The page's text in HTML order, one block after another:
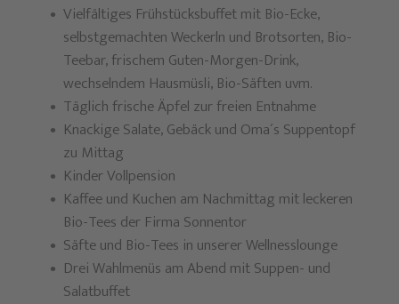
Vielfältiges Frühstücksbuffet mit Bio-Ecke,
selbstgemachten Weckerln und Brotsorten, Bio-
Teebar, frischem Guten-Morgen-Drink,
wechselndem Hausmüsli, Bio-Säften uvm.
Täglich frische Äpfel zur freien Entnahme
Knackige Salate, Gebäck und Oma´s Suppentopf
zu Mittag
Kinder Vollpension
Kaffee und Kuchen am Nachmittag mit leckeren
Bio-Tees der Firma Sonnentor
Säfte und Bio-Tees in unserer Wellnesslounge
Drei Wahlmenüs am Abend mit Suppen- und
Salatbuffet